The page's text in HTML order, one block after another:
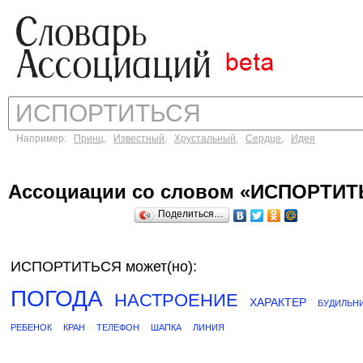
Например: Принц, Известный, Хрустальный, Сердце, Идея
Ассоциации со словом
Поделиться…
ИСПОРТИТЬСЯ может(но):
ПОГОДА НАСТРОЕНИЕ ХАРАКТЕР
РЕБЕНОК КРАН ТЕЛЕФОН ШАПКА ЛИНИЯ